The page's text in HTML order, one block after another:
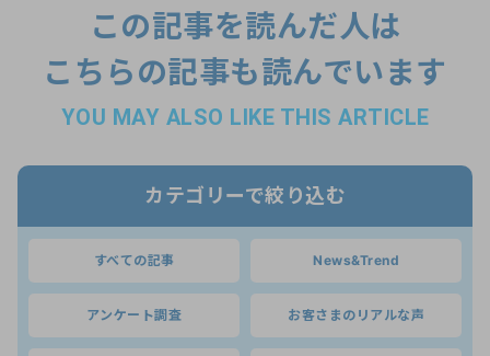
この記事を読んだ人は
こちらの記事も読んでいます
YOU MAY ALSO LIKE THIS ARTICLE
カテゴリーで絞り込む
すべての記事 News&Trend
アンケート調査 お客さまのリアルな声